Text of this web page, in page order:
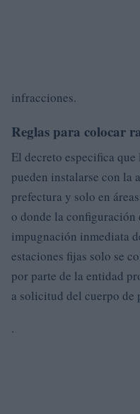
infracciones.
Reglas para colocar
El decreto especifica
pueden instalarse con la
prefectura y solo en
o donde la
impugnación inmediata
estaciones fijas solo se
por parte de la entidad
a solicitud del cuerpo de
.